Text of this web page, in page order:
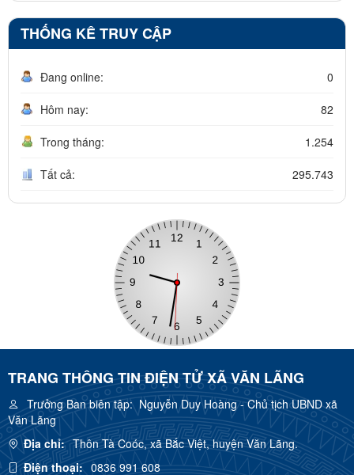
THỐNG KÊ TRUY CẬP
Đang online: 0
Hôm nay: 82
Trong tháng: 1.254
Tất cả: 295.743
TRANG THÔNG TIN ĐIỆN TỬ XÃ VĂN LÃNG
Trưởng Ban biên tập:Nguyễn Duy Hoàng - Chủ tịch UBND xã
Văn Lãng
Địa chỉ: Thôn Tà Coóc, xã Bắc Việt, huyện Văn Lãng.
Điện thoại: 0836 991 608